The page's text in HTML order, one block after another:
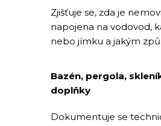
Zjišťuje se, zda je
napojena na vodovod,
nebo jímku a jakým
Bazén, pergola,
doplňky
Dokumentuje se